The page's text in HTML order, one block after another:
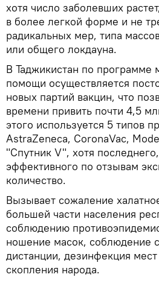
хотя число заболевших
в более легкой форме и не
радикальных мер, типа
или общего локдауна.
В Таджикистан по программе
помощи осуществляется
новых партий вакцин, что
времени привить почти 4,5
этого используется 5 типов
AstraZeneca, CoronaVac,
"Спутник V", хотя
эффективного по отзывам
количество.
Вызывает сожаление
большей части населения
соблюдению
ношение масок, соблюдение
дистанции, дезинфекция
скопления народа.